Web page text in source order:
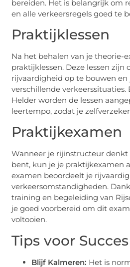
bereiden. Het is belangrijk om
en alle verkeersregels goed te
Praktijklessen
Na het behalen van je theorie-
praktijklessen. Deze lessen zijn
rijvaardigheid op te bouwen en
verschillende verkeerssituaties.
Helder worden de lessen
leertempo, zodat je
Praktijkexamen
Wanneer je rijinstructeur denkt
bent, kun je je praktijkexamen
examen beoordeelt je
verkeersomstandigheden.
training en begeleiding van
je goed voorbereid om dit
voltooien.
Tips voor Succes
Blijf Kalmeren: Het is